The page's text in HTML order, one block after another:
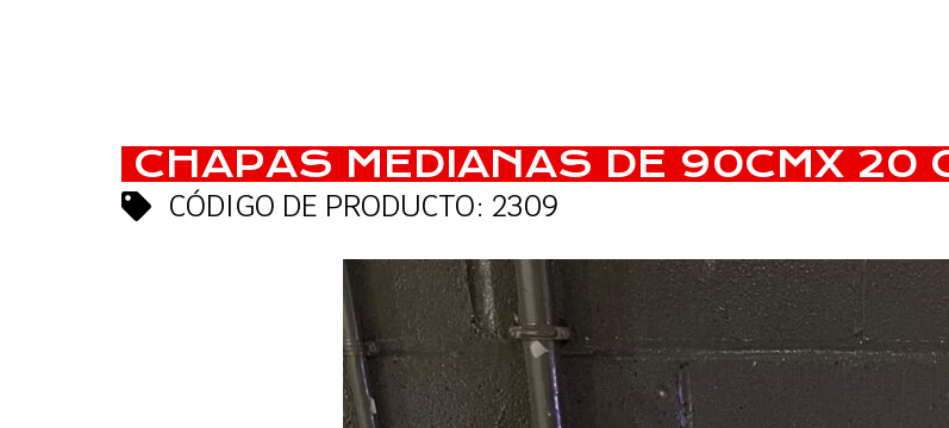
CHAPAS MEDIANAS DE 90CMX 20
CÓDIGO DE PRODUCTO: 2309